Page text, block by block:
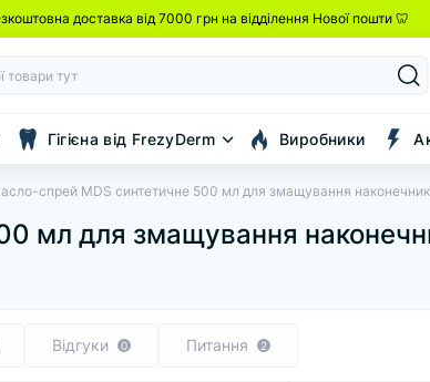
доставка від 7000 грн на відділення Нової пошти 🦷
Гігієна від FrezyDerm Виробники
спрей MDS синтетичне 500 мл для змащування
мл для змащування
Відгуки 0 Питання 2